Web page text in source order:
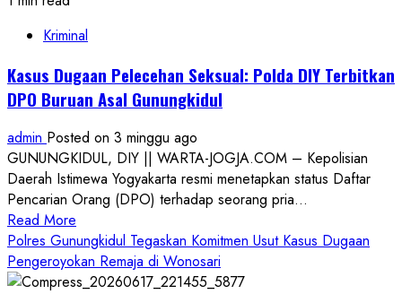
Kriminal
Kasus Dugaan Pelecehan Seksual: Polda DIY Terbitkan
DPO Buruan Asal Gunungkidul
admin Posted on 3 minggu ago
GUNUNGKIDUL, DIY || WARTA-JOGJA.COM – Kepolisian
Daerah Istimewa Yogyakarta resmi menetapkan status Daftar
Pencarian Orang (DPO) terhadap seorang pria...
Read More
more
about
Kasus
Polres Gunungkidul Tegaskan Komitmen Usut Kasus Dugaan
Pengeroyokan Remaja di Wonosari